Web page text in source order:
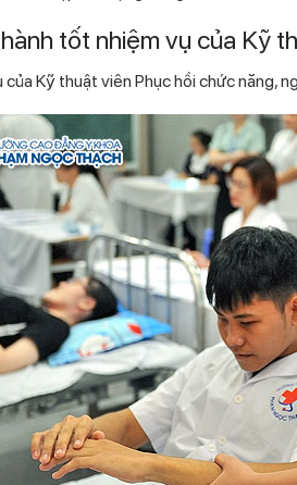
tốt nhiệm vụ của Kỹ
Kỹ thuật viên Phục hồi chức năng,